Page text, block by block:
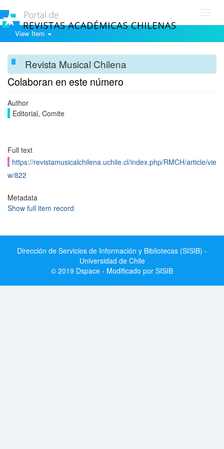
View Item
Revista Musical Chilena
Colaboran en este número
Author
Editorial, Comite
Full text
https://revistamusicalchilena.uchile.cl/index.php/RMCH/article/vie
w/822
Metadata
Show full item record
Dirección de Servicios de Información y Bibliotecas (SISIB) -
Universidad de Chile
© 2019 Dspace - Modificado por SISIB